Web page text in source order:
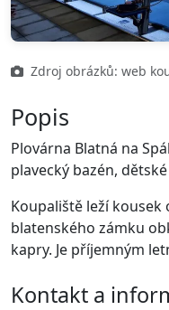
Zdroj obrázků: web
Popis
Plovárna Blatná na
plavecký bazén,
Koupaliště leží
blatenského zámku
kapry. Je příjemným
Kontakt a